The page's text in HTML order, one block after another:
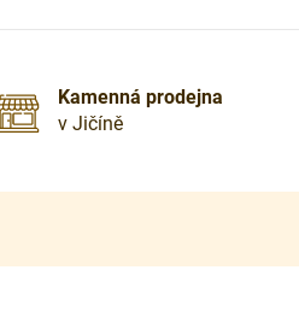
Kamenná prodejna
v Jičíně